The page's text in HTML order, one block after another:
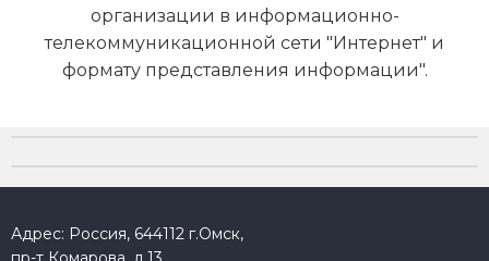
организации в информационно-
телекоммуникационной сети "Интернет" и
формату представления информации".
Адрес: Россия, 644112 г.Омск,